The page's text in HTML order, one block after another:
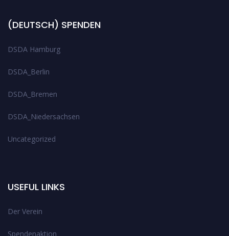
(DEUTSCH) SPENDEN
DSDA Hamburg
DSDA_Berlin
DSDA_Bremen
DSDA_Niedersachsen
Uncategorized
USEFUL LINKS
Der Verein
Spendenaktion